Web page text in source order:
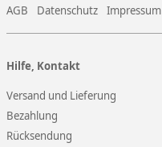
AGB Datenschutz Impressum
Hilfe, Kontakt
Versand und Lieferung
Bezahlung
Rücksendung